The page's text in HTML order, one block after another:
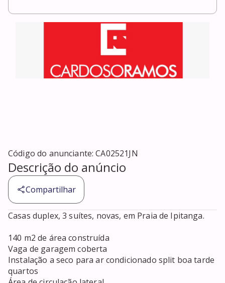
Código do anunciante:CA02521JN
Descrição do anúncio
Compartilhar
Casas duplex, 3 suítes, novas, em Praia de Ipitanga.
140 m2 de área construída
Vaga de garagem coberta
Instalação a seco para ar condicionado split boa tarde
quartos